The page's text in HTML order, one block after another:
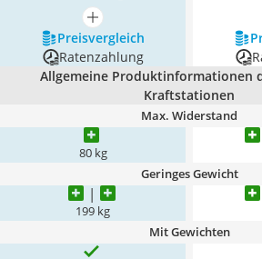
mehr anzeigen
Preis­vergleich
Ratenzahlung
Allgemeine Produktinformationen
Kraftstationen
Max. Widerstand
80 kg
Geringes Gewicht
199 kg
Mit Gewichten